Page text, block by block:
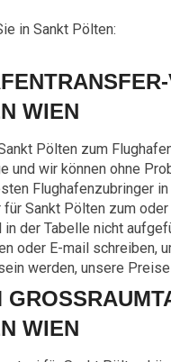
in Sankt Pölten:
WIEN
Pölten zum
und wir können ohne
Flughafenzubringer
Sankt Pölten zum
der Tabelle nicht
oder E-mail schreiben,
werden, unsere
WIEN